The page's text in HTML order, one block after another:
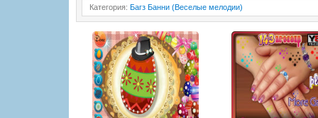
Категория: Багз Банни (Веселые мелодии)